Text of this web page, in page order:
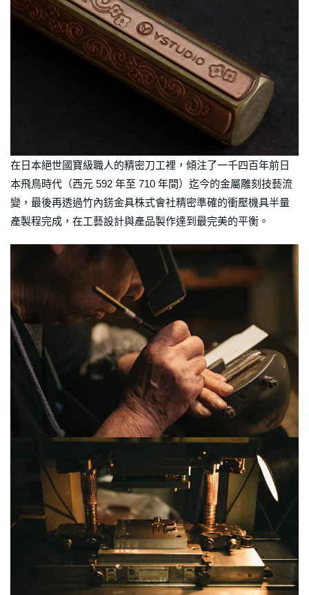
在日本絕世國寶級職人的精密刀工裡，傾注了一千四百年前日
本飛鳥時代（西元 592 年至 710 年間）迄今的金屬雕刻技藝流
變，最後再透過竹內錺金具株式會社精密準確的衝壓機具半量
產製程完成，在工藝設計與產品製作達到最完美的平衡。